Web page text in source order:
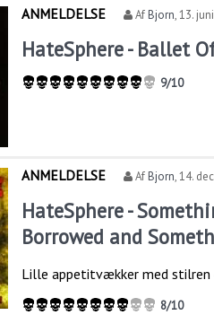
ANMELDELSE AfBjorn,13.
HateSphere - Ballet
9/10
ANMELDELSE AfBjorn,14.
HateSphere -
Borrowed and
Lille appetitvækker med
8/10